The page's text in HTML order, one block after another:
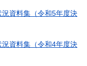
資料集（令和5年度決
資料集（令和4年度決